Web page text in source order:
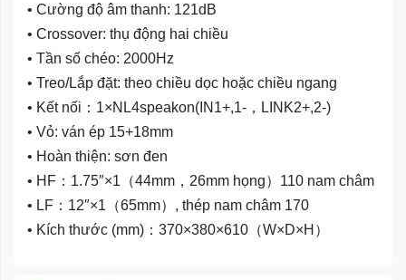
• Cường độ âm thanh: 121dB
• Crossover: thụ động hai chiều
• Tần số chéo: 2000Hz
• Treo/Lắp đặt: theo chiều dọc hoặc chiều ngang
• Kết nối：1×NL4speakon(IN1+,1-，LINK2+,2-)
• Vỏ: ván ép 15+18mm
• Hoàn thiện: sơn đen
• HF：1.75″×1（44mm，26mm họng）110 nam châm
• LF：12″×1（65mm）, thép nam châm 170
• Kích thước (mm)：370×380×610（W×D×H）